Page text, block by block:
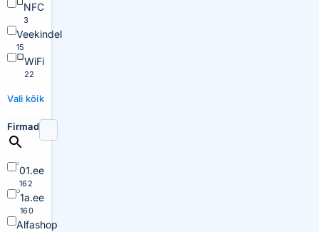
NFC
3
Veekindel
15
WiFi
22
Vali kõik
Firmad
01.ee
162
1a.ee
160
Alfashop